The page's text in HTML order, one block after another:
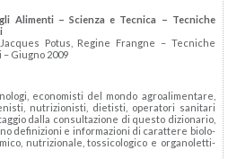
Ali­men­ti – Scien­za e Tec­ni­ca – Tec­ni­che
Potus, Re­gi­ne Frang­ne – Tec­ni­che
Giu­gno 2009
eco­no­mi­sti del mondo agroa­li­men­ta­re,
nu­tri­zio­ni­sti, die­ti­sti, ope­ra­to­ri sa­ni­ta­ri
dalla con­sul­ta­zio­ne di que­sto di­zio­na­rio,
de­fi­ni­zio­ni e in­for­ma­zio­ni di ca­rat­te­re bio­lo­
nu­tri­zio­na­le, tos­si­co­lo­gi­co e or­ga­no­let­ti­